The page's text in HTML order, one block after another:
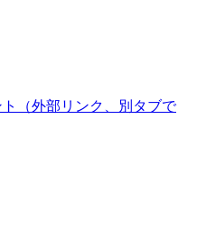
（外部リンク、別タブで